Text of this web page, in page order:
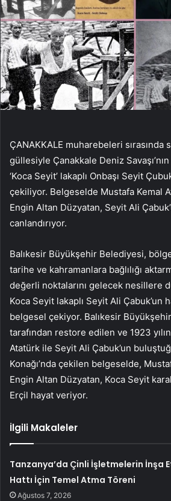
ÇANAKKALE muharebeleri sırasında
güllesiyle Çanakkale Deniz
‘Koca Seyit’ lakaplı Onbaşı Seyit
çekiliyor. Belgeselde Mustafa Kemal
Engin Altan Düzyatan, Seyit Ali
canlandırıyor.
Balıkesir Büyükşehir Belediyesi,
tarihe ve kahramanlara bağlılığı
değerli noktalarını gelecek nesillere
Koca Seyit lakaplı Seyit Ali Çabuk’un
belgesel çekiyor. Balıkesir
tarafından restore edilen ve 1923
Atatürk ile Seyit Ali Çabuk’un
Konağı’nda çekilen belgeselde,
Engin Altan Düzyatan, Koca Seyit
Erçil hayat veriyor.
İlgili Makaleler
Tanzanya’da Çinli İşletmelerin İnşa
Hattı İçin Temel Atma Töreni
Ağustos 7, 2026